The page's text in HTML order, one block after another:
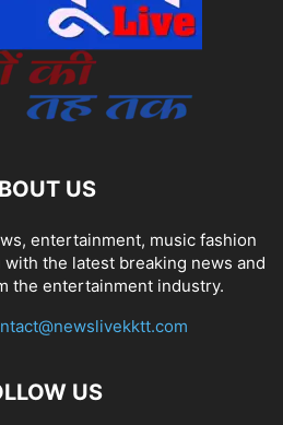
US
entertainment, music fashion
the latest breaking news and
the entertainment industry.
US